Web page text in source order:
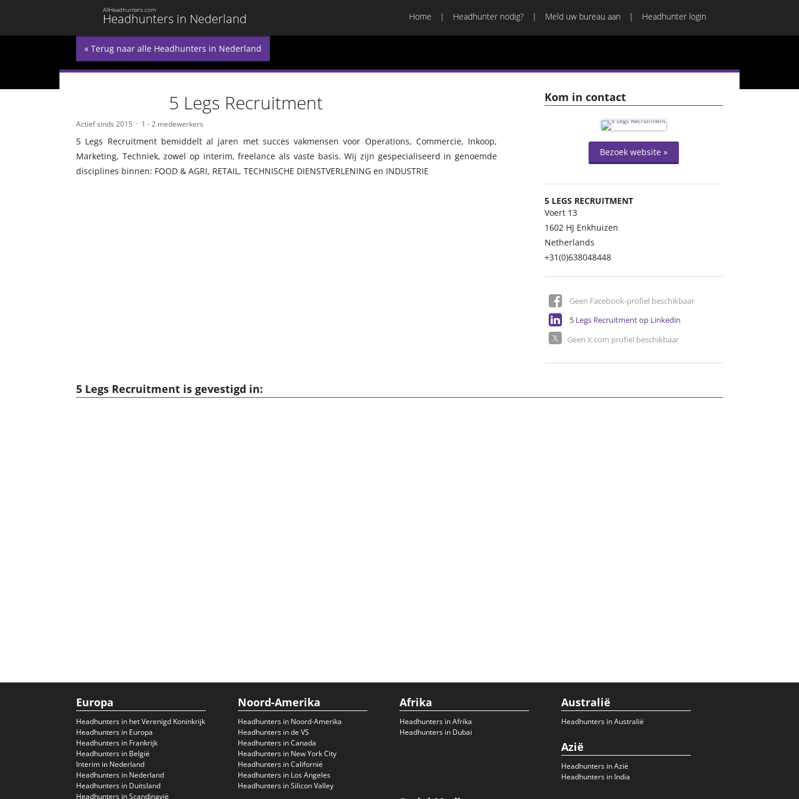
Headhunters in Nederland
AllHeadhunters.com
Home Headhunter nodig? Meld uw bureau aan Headhunter login
« Terug naar alle Headhunters in Nederland
Kom in contact
Bezoek website »
5 LEGS RECRUITMENT
Voert 13
1602 HJ Enkhuizen
Netherlands
+31(0)638048448
Geen Facebook-profiel beschikbaar
5 Legs Recruitment op Linkedin
Geen X.com profiel beschikbaar
5 Legs Recruitment
Actief sinds 2015 1 - 2 medewerkers
5 Legs Recruitment bemiddelt al jaren met succes vakmensen voor Operations, Commercie, Inkoop,
Marketing, Techniek, zowel op interim, freelance als vaste basis. Wij zijn gespecialiseerd in genoemde
disciplines binnen: FOOD & AGRI, RETAIL, TECHNISCHE DIENSTVERLENING en INDUSTRIE
5 Legs Recruitment is gevestigd in:
Europa
Headhunters in het Verenigd Koninkrijk
Headhunters in Europa
Headhunters in Frankrijk
Headhunters in België
Interim in Nederland
Headhunters in Nederland
Headhunters in Duitsland
Headhunters in Scandinavië
Noord-Amerika
Headhunters in Noord-Amerika
Headhunters in de VS
Headhunters in Canada
Headhunters in New York City
Headhunters in Californië
Headhunters in Los Angeles
Headhunters in Silicon Valley
Afrika
Headhunters in Afrika
Headhunters in Dubai
Australië
Headhunters in Australië
Azië
Headhunters in Azië
Headhunters in India